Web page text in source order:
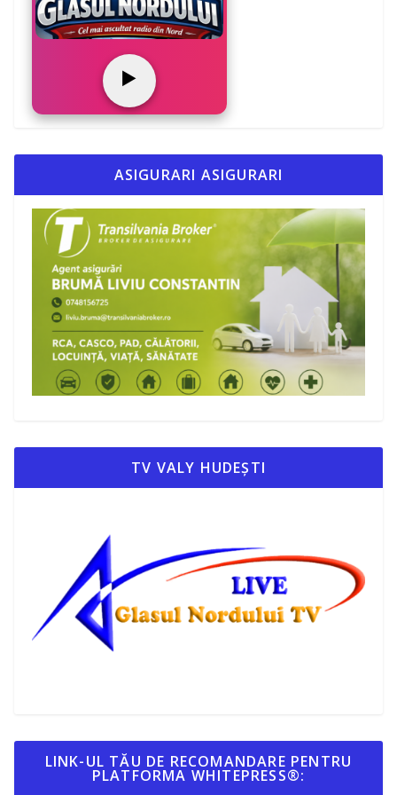
▶️
ASIGURARI ASIGURARI
TV VALY HUDEȘTI
LINK-UL TĂU DE RECOMANDARE PENTRU
PLATFORMA WHITEPRESS®: